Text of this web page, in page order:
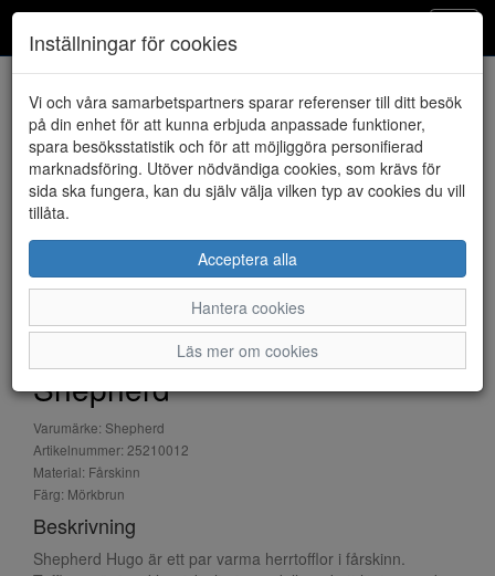
HEM SHEPHERD
Shepherd
Varumärke: Shepherd
Artikelnummer: 25210012
Material: Fårskinn
Färg: Mörkbrun
Beskrivning
Shepherd Hugo är ett par varma herrtofflor i fårskinn.
Inställningar för cookies
Vi och våra samarbetspartners sparar referenser till ditt besök
på din enhet för att kunna erbjuda anpassade funktioner,
spara besöksstatistik och för att möjliggöra personifierad
marknadsföring. Utöver nödvändiga cookies, som krävs för
sida ska fungera, kan du själv välja vilken typ av cookies du vill
tillåta.
Acceptera alla
Hantera cookies
Läs mer om cookies